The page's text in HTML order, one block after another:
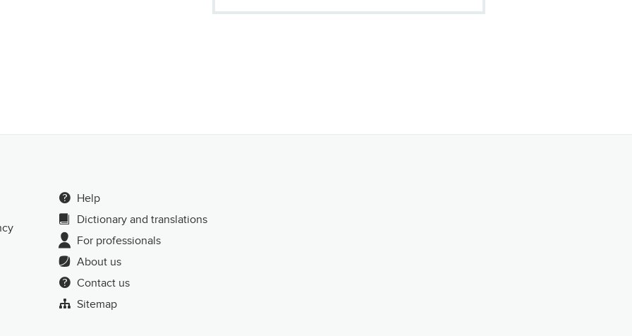
Help
Dictionary and translations
For professionals
About us
Contact us
Sitemap